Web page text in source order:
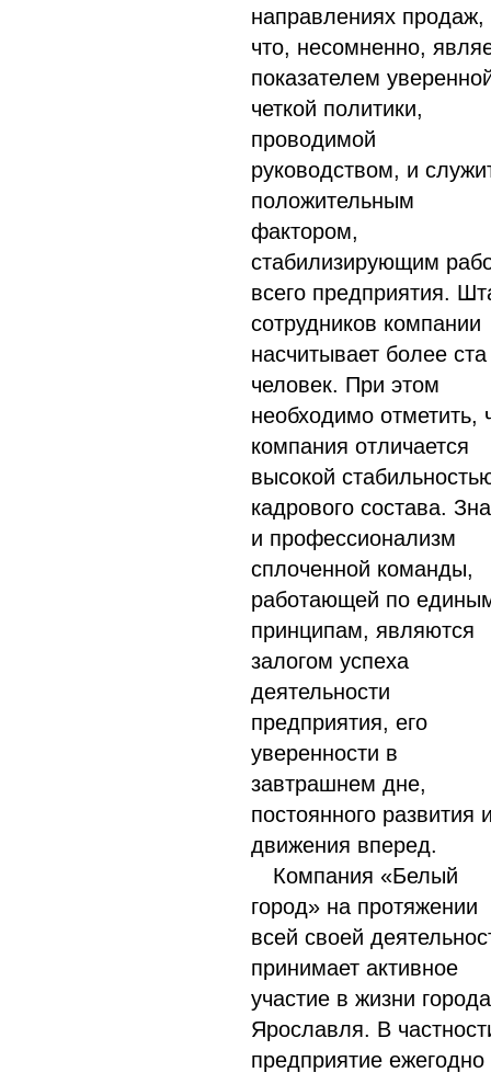
направлениях продаж,
что, несомненно,
показателем
четкой политики,
проводимой
руководством, и
положительным
фактором,
стабилизирующим
всего предприятия.
сотрудников компании
насчитывает более ста
человек. При этом
необходимо отметить,
компания отличается
высокой
кадрового состава.
и профессионализм
сплоченной команды,
работающей по
принципам, являются
залогом успеха
деятельности
предприятия, его
уверенности в
завтрашнем дне,
постоянного развития
движения вперед.
Компания «Белый
город» на протяжении
всей своей
принимает активное
участие в жизни города
Ярославля. В
предприятие ежегодно